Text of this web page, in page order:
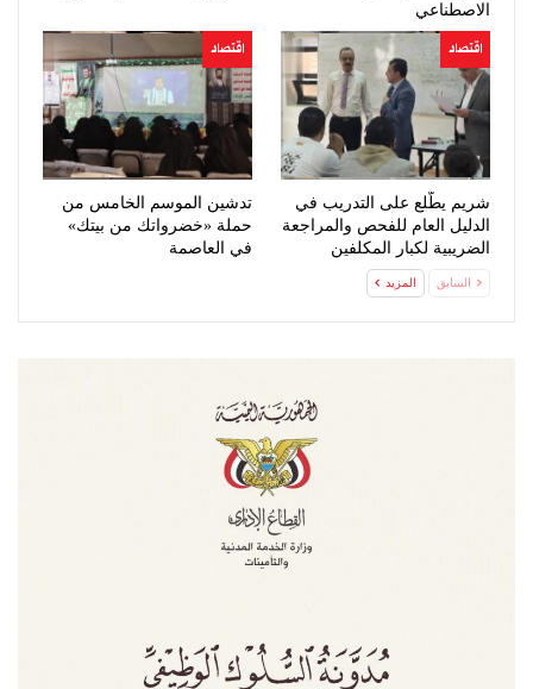
الاصطناعي
اقتصاد
شريم يطّلع على التدريب في
الدليل العام للفحص والمراجعة
الضريبية لكبار المكلفين
اقتصاد
تدشين الموسم الخامس من
حملة «خضرواتك من بيتك»
في العاصمة
السابق المزيد